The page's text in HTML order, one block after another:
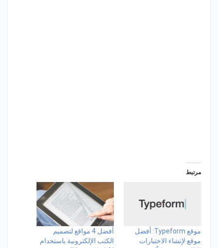
مرتبط
موقع Typeform: أفضل
موقع لإنشاء الاختبارات
أفضل 4 مواقع لتصميم
الكتب الإلكترونية باستخدام